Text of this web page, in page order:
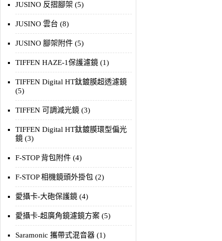
JUSINO 反摺腳架 (5)
JUSINO 雲台 (8)
JUSINO 腳架附件 (5)
TIFFEN HAZE-1保護濾鏡 (1)
TIFFEN Digital HT鈦鍍膜超透濾鏡
(5)
TIFFEN 可調減光鏡 (3)
TIFFEN Digital HT鈦鍍膜環型偏光
鏡 (3)
F-STOP 背包附件 (4)
F-STOP 相機鏡頭外掛包 (2)
愛攝卡-大砲保護鏡 (4)
愛攝卡-超廣角鏡濾鏡方案 (5)
Saramonic 攜帶式混音器 (1)